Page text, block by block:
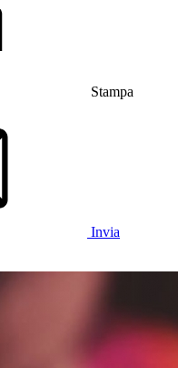
Stampa
Invia